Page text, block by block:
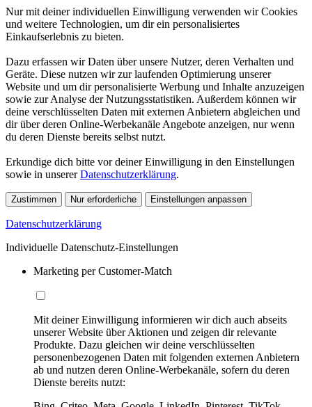
Nur mit deiner individuellen Einwilligung verwenden wir Cookies
und weitere Technologien, um dir ein personalisiertes
Einkaufserlebnis zu bieten.
Dazu erfassen wir Daten über unsere Nutzer, deren Verhalten und
Geräte. Diese nutzen wir zur laufenden Optimierung unserer
Website und um dir personalisierte Werbung und Inhalte anzuzeigen
sowie zur Analyse der Nutzungsstatistiken. Außerdem können wir
deine verschlüsselten Daten mit externen Anbietern abgleichen und
dir über deren Online-Werbekanäle Angebote anzeigen, nur wenn
du deren Dienste bereits selbst nutzt.
Erkundige dich bitte vor deiner Einwilligung in den Einstellungen
sowie in unsererDatenschutzerklärung.
Zustimmen Nur erforderliche Einstellungen anpassen
Datenschutzerklärung
Individuelle Datenschutz-Einstellungen
Marketing per Customer-Match
Mit deiner Einwilligung informieren wir dich auch abseits
unserer Website über Aktionen und zeigen dir relevante
Produkte. Dazu gleichen wir deine verschlüsselten
personenbezogenen Daten mit folgenden externen Anbietern
ab und nutzen deren Online-Werbekanäle, sofern du deren
Dienste bereits nutzt: